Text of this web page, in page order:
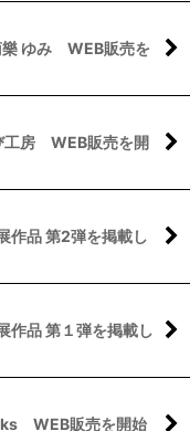
樂 ゆみ WEB販売を
工房 WEB販売を開
作品 第2弾を掲載し
作品 第１弾を掲載し
WEB販売を開始